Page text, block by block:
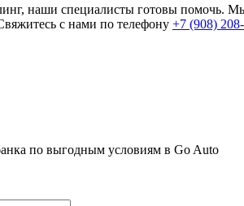
наши специалисты готовы помочь.
с нами по телефону +7 (908)